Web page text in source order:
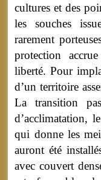
cultures et des
les souches
rarement
protection
liberté. Pour
d’un territoire
La transition
d’acclimatation,
qui donne les
auront été
avec couvert